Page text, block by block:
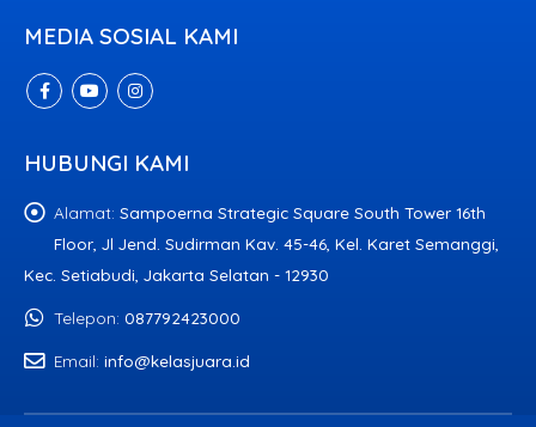
MEDIA SOSIAL KAMI
HUBUNGI KAMI
Alamat: Sampoerna Strategic Square South Tower 16th
Floor, Jl Jend. Sudirman Kav. 45-46, Kel. Karet Semanggi,
Kec. Setiabudi, Jakarta Selatan - 12930
Telepon: 087792423000
Email: info@kelasjuara.id